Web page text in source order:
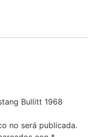
Bullitt 1968
no será publicada.